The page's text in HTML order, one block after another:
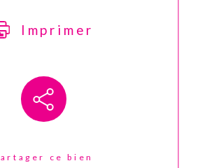
Imprimer
Partager ce bien